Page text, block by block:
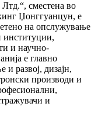
сместена во
Џонггуанцун, е
на опслужување
институции,
и научно-
е главно
развој, дизајн,
производи и
и